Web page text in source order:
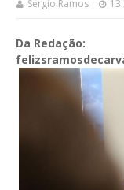
Sérgio Ramos
Da Redação: